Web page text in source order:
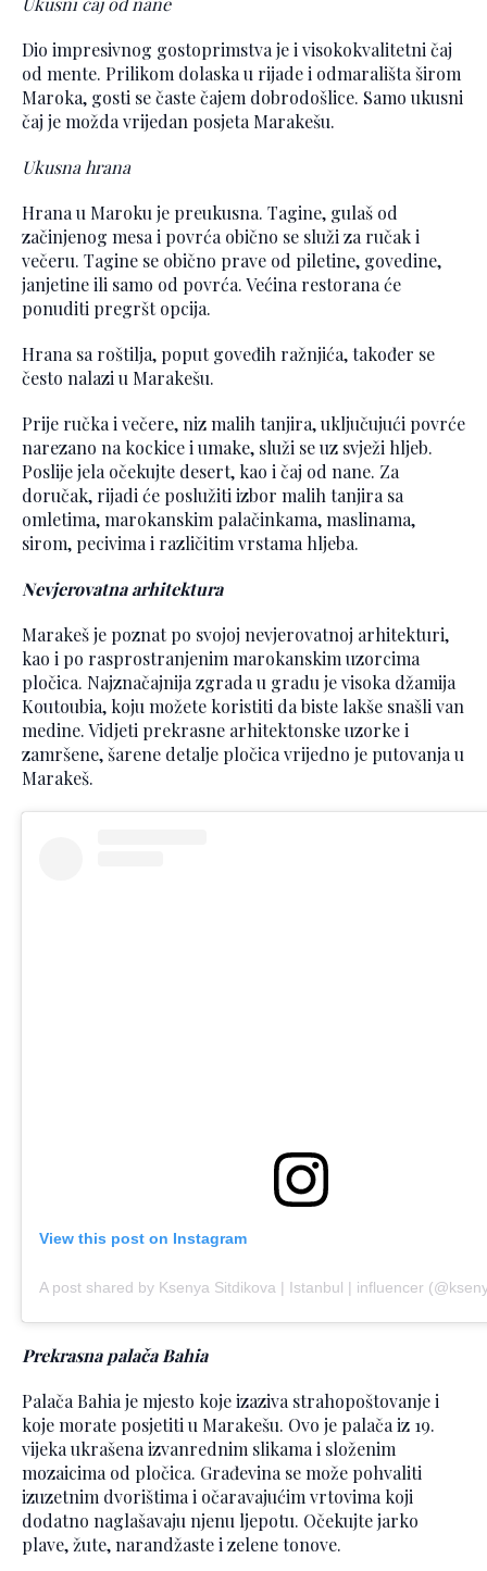
Dio impresivnog gostoprimstva je i visokokvalitetni čaj
od mente. Prilikom dolaska u rijade i odmarališta širom
Maroka, gosti se časte čajem dobrodošlice. Samo ukusni
čaj je možda vrijedan posjeta Marakešu.
Ukusna hrana
Hrana u Maroku je preukusna. Tagine, gulaš od
začinjenog mesa i povrća obično se služi za ručak i
večeru. Tagine se obično prave od piletine, govedine,
janjetine ili samo od povrća. Većina restorana će
ponuditi pregršt opcija.
Hrana sa roštilja, poput goveđih ražnjića, također se
često nalazi u Marakešu.
Prije ručka i večere, niz malih tanjira, uključujući povrće
narezano na kockice i umake, služi se uz svježi hljeb.
Poslije jela očekujte desert, kao i čaj od nane. Za
doručak, rijadi će poslužiti izbor malih tanjira sa
omletima, marokanskim palačinkama, maslinama,
sirom, pecivima i različitim vrstama hljeba.
Nevjerovatna arhitektura
Marakeš je poznat po svojoj nevjerovatnoj arhitekturi,
kao i po rasprostranjenim marokanskim uzorcima
pločica. Najznačajnija zgrada u gradu je visoka džamija
Koutoubia, koju možete koristiti da biste lakše snašli van
medine. Vidjeti prekrasne arhitektonske uzorke i
zamršene, šarene detalje pločica vrijedno je putovanja u
Marakeš.
View this post on Instagram
A post shared by Ksenya Sitdikova | Istanbul | influencer
Prekrasna palača Bahia
Palača Bahia je mjesto koje izaziva strahopoštovanje i
koje morate posjetiti u Marakešu. Ovo je palača iz 19.
vijeka ukrašena izvanrednim slikama i složenim
mozaicima od pločica. Građevina se može pohvaliti
izuzetnim dvorištima i očaravajućim vrtovima koji
dodatno naglašavaju njenu ljepotu. Očekujte jarko
plave, žute, narandžaste i zelene tonove.